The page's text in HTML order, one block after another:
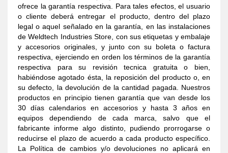
ofrece la garantía respectiva. Para tales efectos, el usuario
o cliente deberá entregar el producto, dentro del plazo
legal o aquel señalado en la garantía, en las instalaciones
de Weldtech Industries Store, con sus etiquetas y embalaje
y accesorios originales, y junto con su boleta o factura
respectiva, ejerciendo en orden los términos de la garantía
respectiva para su revisión tecnica gratuita o bien,
habiéndose agotado ésta, la reposición del producto o, en
su defecto, la devolución de la cantidad pagada. Nuestros
productos en principio tienen garantía que van desde los
30 días calendarios en accesorios y hasta 3 años en
equipos dependiendo de cada marca, salvo que el
fabricante informe algo distinto, pudiendo prorrogarse o
reducirse el plazo de acuerdo a cada producto específico.
La Política de cambios y/o devoluciones no aplicará en